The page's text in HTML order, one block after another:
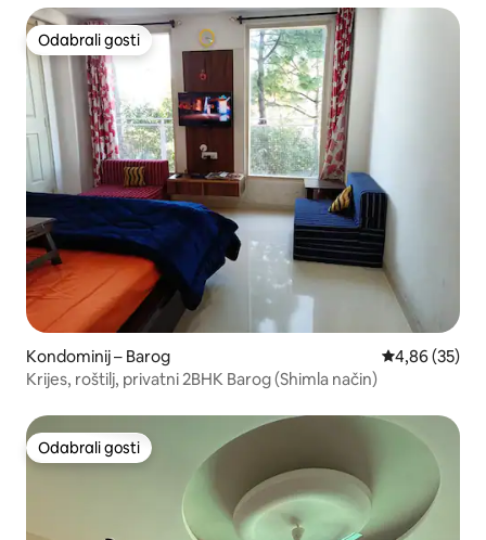
Odabrali gosti
Odabrali gosti
Kondominij – Barog Prosječna
4,86 (35)
Krijes, roštilj, privatni 2BHK Barog (Shimla način)
Odabrali gosti
Odabrali gosti